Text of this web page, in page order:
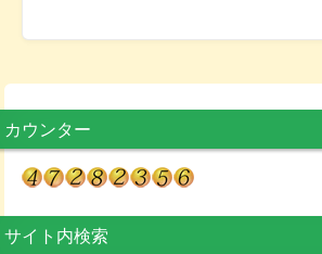
カウンター
サイト内検索